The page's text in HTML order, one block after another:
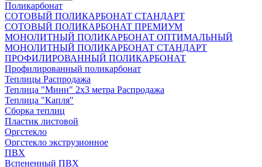
Поликарбонат
СОТОВЫЙ ПОЛИКАРБОНАТ СТАНДАРТ
СОТОВЫЙ ПОЛИКАРБОНАТ ПРЕМИУМ
МОНОЛИТНЫЙ ПОЛИКАРБОНАТ ОПТИМАЛЬНЫЙ
МОНОЛИТНЫЙ ПОЛИКАРБОНАТ СТАНДАРТ
ПРОФИЛИРОВАННЫЙ ПОЛИКАРБОНАТ
Профилированный поликарбонат
Теплицы Распродажа
Теплица "Мини" 2х3 метра Распродажа
Теплица "Капля"
Сборка теплиц
Пластик листовой
Оргстекло
Оргстекло экструзионное
ПВХ
Вспененный ПВХ